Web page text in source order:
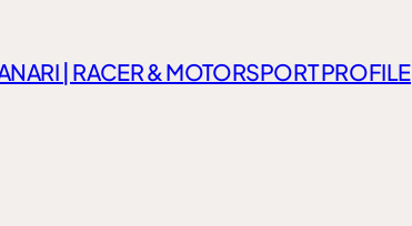
| RACER & MOTORSPORT PROFILE